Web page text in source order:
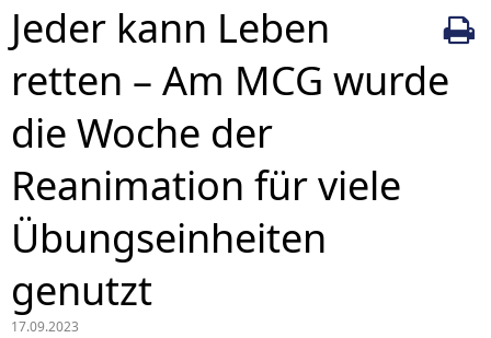
Jeder kann Leben
retten – Am MCG wurde
die Woche der
Reanimation für viele
Übungseinheiten
genutzt
17.09.2023